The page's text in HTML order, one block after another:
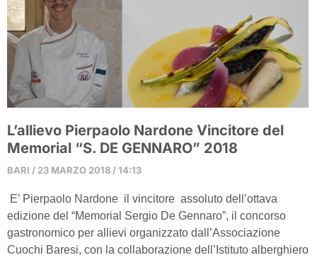
L’allievo Pierpaolo Nardone Vincitore del
Memorial “S. DE GENNARO” 2018
BARI 23 MARZO 2018 14:13
E’ Pierpaolo Nardone il vincitore assoluto dell’ottava
edizione del “Memorial Sergio De Gennaro”, il concorso
gastronomico per allievi organizzato dall’Associazione
Cuochi Baresi, con la collaborazione dell’Istituto alberghiero